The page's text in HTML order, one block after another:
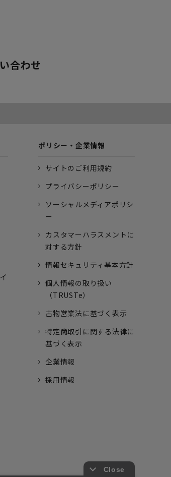
合わせ
ポリシー・企業情報
サイトのご利用規約
プライバシーポリシー
ソーシャルメディアポリシ
ー
カスタマーハラスメントに
対する方針
情報セキュリティ基本方針
個人情報の取り扱い
（TRUSTe）
古物営業法に基づく表示
特定商取引に関する法律に
基づく表示
企業情報
採用情報